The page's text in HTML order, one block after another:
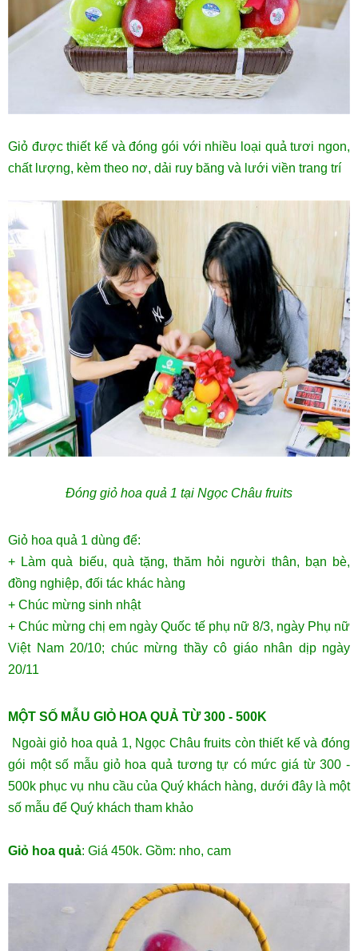
Giỏ được thiết kế và đóng gói với nhiều loại quả tươi ngon,
chất lượng, kèm theo nơ, dải ruy băng và lưới viền trang trí
Đóng giỏ hoa quả 1 tại Ngọc Châu fruits
Giỏ hoa quả 1 dùng để:
+ Làm quà biếu, quà tặng, thăm hỏi người thân, bạn bè,
đồng nghiệp, đối tác khác hàng
+ Chúc mừng sinh nhật
+ Chúc mừng chị em ngày Quốc tế phụ nữ 8/3, ngày Phụ nữ
Việt Nam 20/10; chúc mừng thầy cô giáo nhân dịp ngày
20/11
MỘT SỐ MẪU GIỎ HOA QUẢ TỪ 300 - 500K
Ngoài giỏ hoa quả 1, Ngọc Châu fruits còn thiết kế và đóng
gói một số mẫu giỏ hoa quả tương tự có mức giá từ 300 -
500k phục vụ nhu cầu của Quý khách hàng, dưới đây là một
số mẫu để Quý khách tham khảo
Giỏ hoa quả: Giá 450k. Gồm: nho, cam